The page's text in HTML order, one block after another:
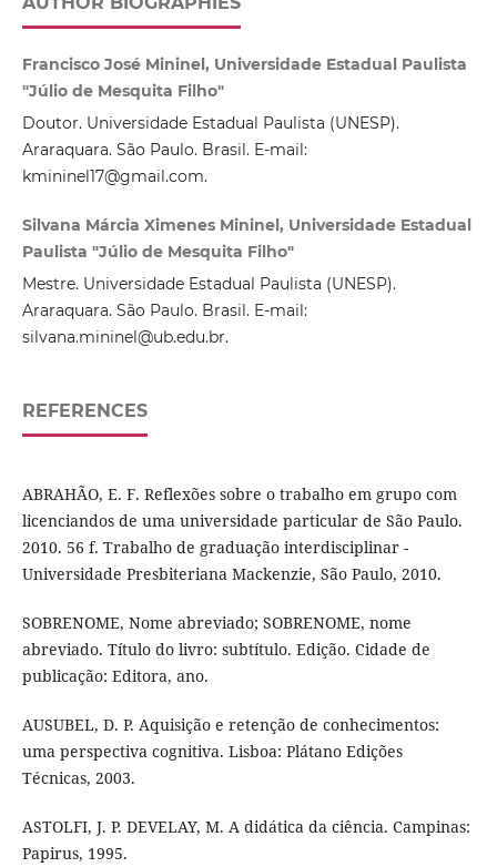
Francisco José Mininel, Universidade Estadual Paulista
"Júlio de Mesquita Filho"
Doutor. Universidade Estadual Paulista (UNESP).
Araraquara. São Paulo. Brasil. E-mail:
kmininel17@gmail.com.
Silvana Márcia Ximenes Mininel, Universidade Estadual
Paulista "Júlio de Mesquita Filho"
Mestre. Universidade Estadual Paulista (UNESP).
Araraquara. São Paulo. Brasil. E-mail:
silvana.mininel@ub.edu.br.
REFERENCES
ABRAHÃO, E. F. Reflexões sobre o trabalho em grupo com
licenciandos de uma universidade particular de São Paulo.
2010. 56 f. Trabalho de graduação interdisciplinar -
Universidade Presbiteriana Mackenzie, São Paulo, 2010.
SOBRENOME, Nome abreviado; SOBRENOME, nome
abreviado. Título do livro: subtítulo. Edição. Cidade de
publicação: Editora, ano.
AUSUBEL, D. P. Aquisição e retenção de conhecimentos:
uma perspectiva cognitiva. Lisboa: Plátano Edições
Técnicas, 2003.
ASTOLFI, J. P. DEVELAY, M. A didática da ciência. Campinas:
Papirus, 1995.